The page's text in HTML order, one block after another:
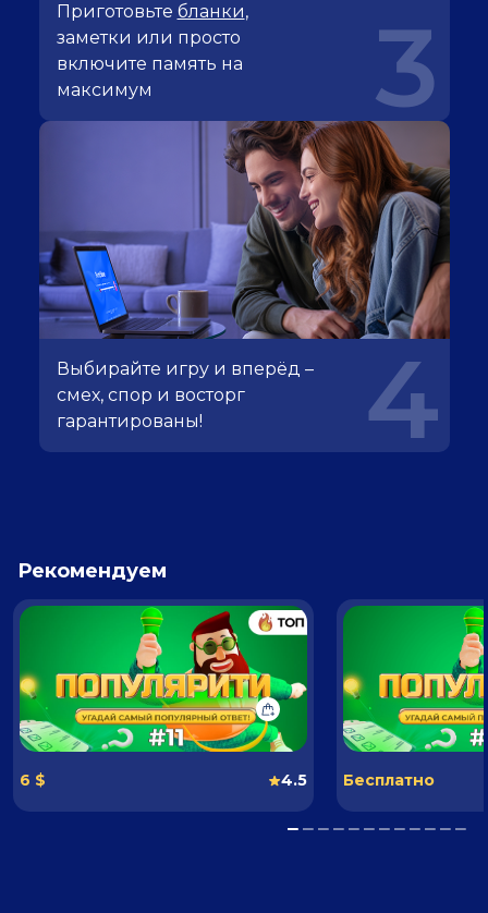
Приготовьте бланки,
заметки или просто
включите память на
максимум
3
Выбирайте игру и вперёд –
смех, спор и восторг
гарантированы!
4
Рекомендуем
6 $ 4.5 Бесплатно